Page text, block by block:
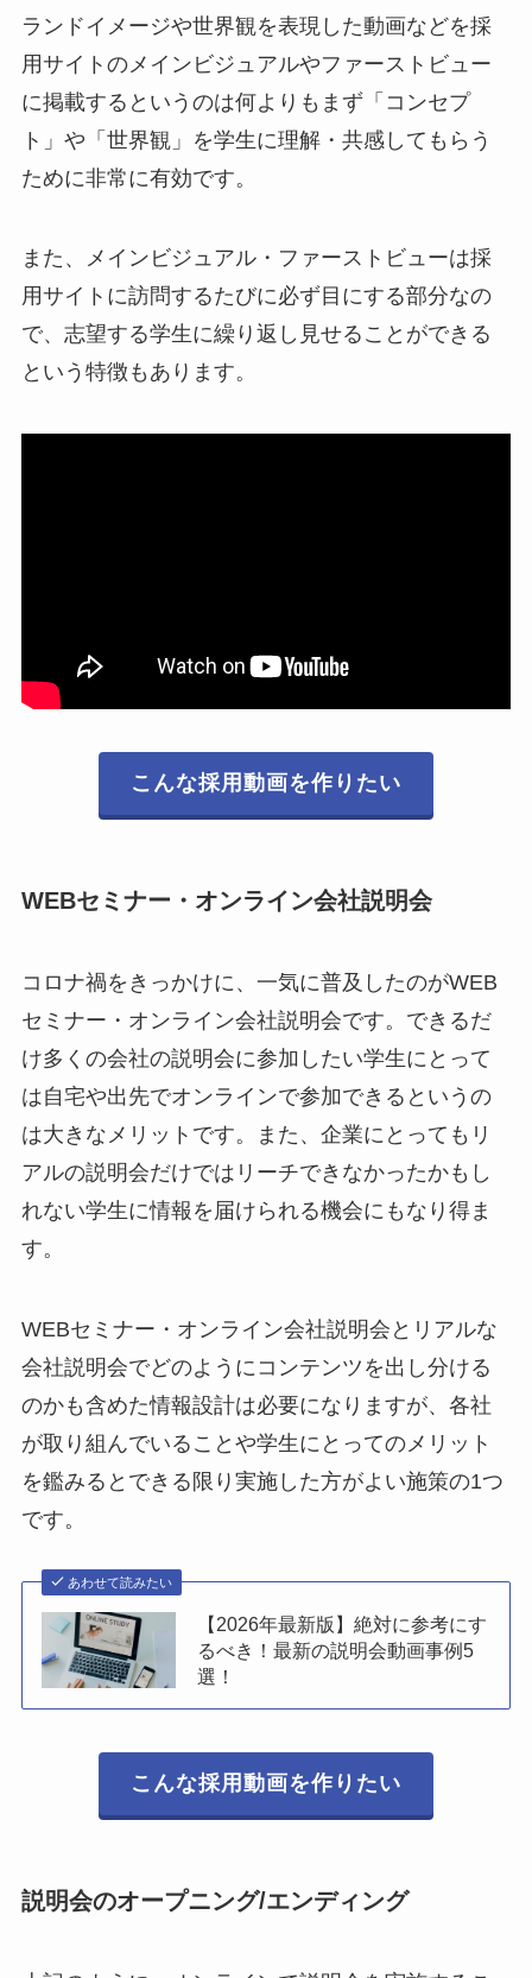
ランドイメージや世界観を表現した動画などを採
用サイトのメインビジュアルやファーストビュー
に掲載するというのは何よりもまず「コンセプ
ト」や「世界観」を学生に理解・共感してもらう
ために非常に有効です。
また、メインビジュアル・ファーストビューは採
用サイトに訪問するたびに必ず目にする部分なの
で、志望する学生に繰り返し見せることができる
という特徴もあります。
こんな採用動画を作りたい
WEBセミナー・オンライン会社説明会
コロナ禍をきっかけに、一気に普及したのがWEB
セミナー・オンライン会社説明会です。できるだ
け多くの会社の説明会に参加したい学生にとって
は自宅や出先でオンラインで参加できるというの
は大きなメリットです。また、企業にとってもリ
アルの説明会だけではリーチできなかったかもし
れない学生に情報を届けられる機会にもなり得ま
す。
WEBセミナー・オンライン会社説明会とリアルな
会社説明会でどのようにコンテンツを出し分ける
のかも含めた情報設計は必要になりますが、各社
が取り組んでいることや学生にとってのメリット
を鑑みるとできる限り実施した方がよい施策の1つ
です。
あわせて読みたい
【2026年最新版】絶対に参考にす
るべき！最新の説明会動画事例5
選！
こんな採用動画を作りたい
説明会のオープニング/エンディング